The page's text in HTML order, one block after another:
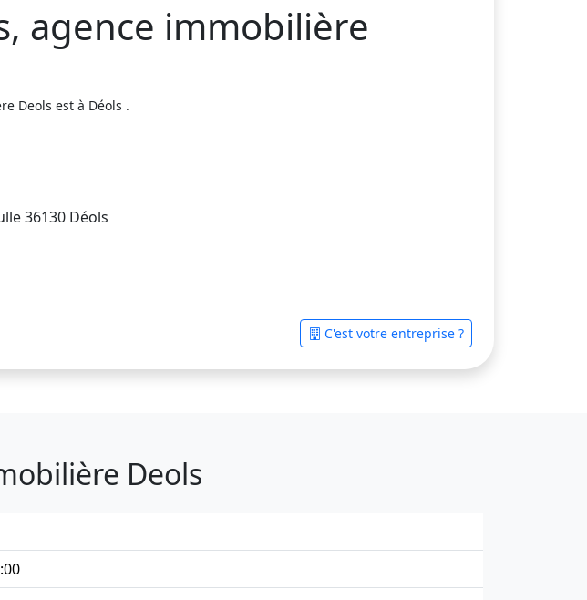
agence immobilière
Deols est à Déols .
36130 Déols
C'est votre entreprise ?
Deols